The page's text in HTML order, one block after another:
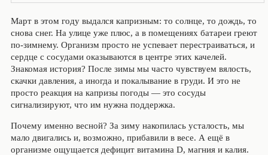
Март в этом году выдался капризным: то солнце, то дождь, то
снова снег. На улице уже плюс, а в помещениях батареи греют
по‑зимнему. Организм просто не успевает перестраиваться, и
сердце с сосудами оказываются в центре этих качелей.
Знакомая история? После зимы мы часто чувствуем вялость,
скачки давления, а иногда и покалывание в груди. И это не
просто реакция на капризы погоды — это сосуды
сигнализируют, что им нужна поддержка.
Почему именно весной? За зиму накопилась усталость, мы
мало двигались и, возможно, прибавили в весе. А ещё в
организме ощущается дефицит витамина D, магния и калия.